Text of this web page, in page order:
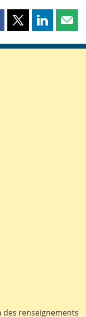
Partager
page
Partager
page page
des renseignements